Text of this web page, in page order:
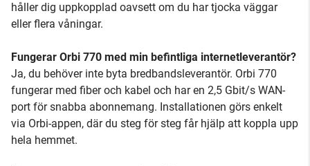
håller dig uppkopplad oavsett om du har tjocka väggar
eller flera våningar.
Fungerar Orbi 770 med min befintliga internetleverantör?
Ja, du behöver inte byta bredbandsleverantör. Orbi 770
fungerar med fiber och kabel och har en 2,5 Gbit/s WAN-
port för snabba abonnemang. Installationen görs enkelt
via Orbi-appen, där du steg för steg får hjälp att koppla upp
hela hemmet.